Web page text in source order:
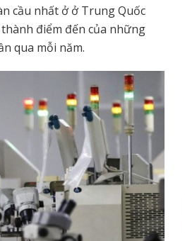
cầu nhất ở ở Trung Quốc
điểm đến của những
qua mỗi năm.